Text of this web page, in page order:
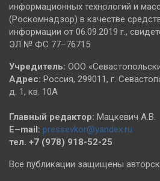
информационных технологий и
(Роскомнадзор) в качестве
информации от 06.09.2019 г.,
ЭЛ № ФС 77–76715
Учредитель: ООО
Адрес: Россия, 299011, г.
д. 1, кв. 10А
Главный редактор: Мацкевич А.В.
E–mail: pressevkor@yandex.ru
тел. +7 (978) 918-52-25
Все публикации защищены